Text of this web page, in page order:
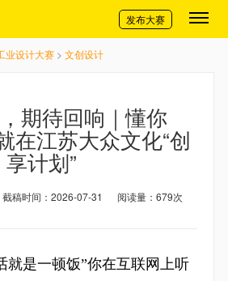
切换导航
发布大赛
业设计大赛 > 文创设计
期待回响｜懂你
在江苏大众文化“创
享计划”
截稿时间：2026-07-31 阅读量：679次
就是一顿饭”你在互联网上听